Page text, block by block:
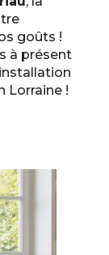
goûts !
à présent
Lorraine !